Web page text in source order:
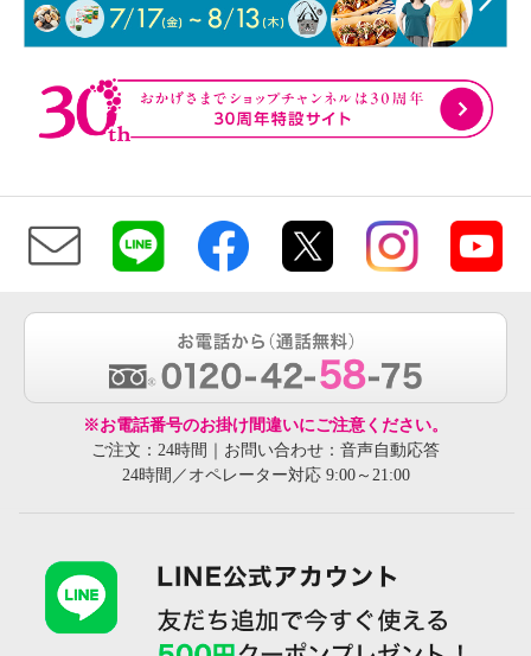
※お電話番号のお掛け間違いにご注意ください。
ご注文：24時間｜お問い合わせ：音声自動応答
24時間／オペレーター対応 9:00～21:00